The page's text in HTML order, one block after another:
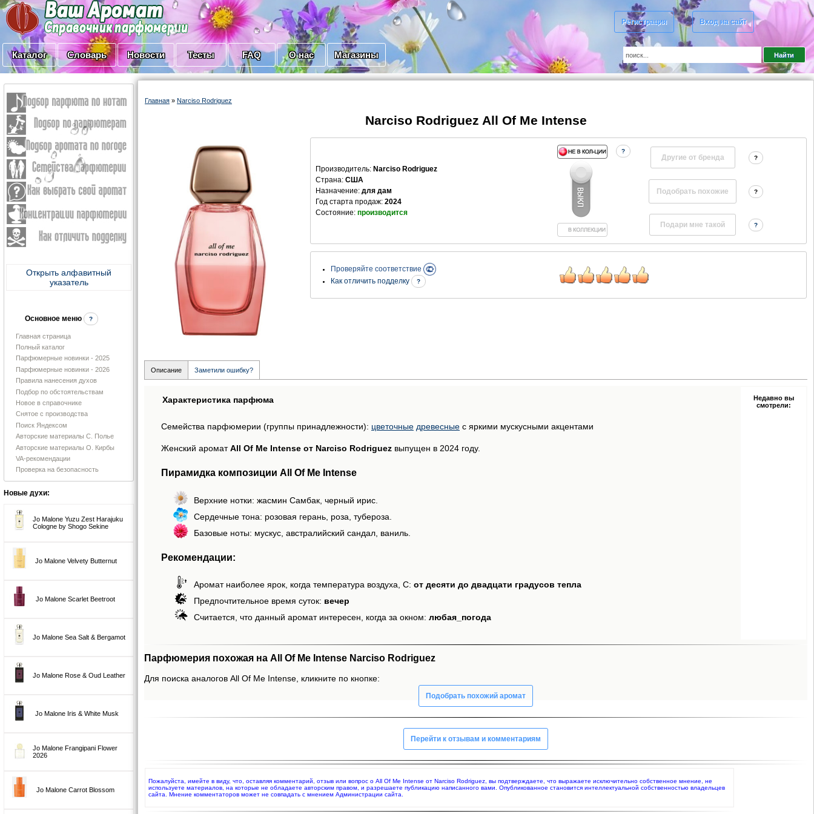
Регистрация Вход на сайт
Каталог Словарь Новости Тесты FAQ О нас Магазины
Открыть алфавитный
указатель
Основное меню ?
Главная страница
Полный каталог
Парфюмерные новинки - 2025
Парфюмерные новинки - 2026
Правила нанесения духов
Подбор по обстоятельствам
Новое в справочнике
Снятое с производства
Поиск Яндексом
Авторские материалы С. Полье
Авторские материалы О. Кирбы
VA-рекомендации
Проверка на безопасность
Новые духи:
Jo Malone Yuzu Zest Harajuku
Cologne by Shogo Sekine
Jo Malone Velvety Butternut
Jo Malone Scarlet Beetroot
Jo Malone Sea Salt & Bergamot
Jo Malone Rose & Oud Leather
Jo Malone Iris & White Musk
Jo Malone Frangipani Flower
2026
Jo Malone Carrot Blossom
Главная » Narciso Rodriguez
Narciso Rodriguez All Of Me Intense
Производитель: Narciso Rodriguez
Страна: США
Назначение: для дам
Год старта продаж: 2024
Состояние: производится
?
Другие от бренда ?
?
?
Проверяйте соответствие
Как отличить подделку
?
Описание Заметили ошибку?
Характеристика парфюма
Семейства парфюмерии (группы принадлежности): цветочные древесные с яркими мускусными акцентами
Женский ароматAll Of Me Intense от Narciso Rodriguez выпущен в 2024 году.
Пирамидка композиции All Of Me Intense
Верхние нотки: жасмин Самбак, черный ирис.
Сердечные тона: розовая герань, роза, тубероза.
Базовые ноты: мускус, австралийский сандал, ваниль.
Рекомендации:
Аромат наиболее ярок, когда температура воздуха, С: от десяти до двадцати градусов тепла
Предпочтительное время суток: вечер
Считается, что данный аромат интересен, когда за окном: любая_погода
Недавно вы
смотрели:
Парфюмерия похожая на All Of Me Intense Narciso Rodriguez
Для поиска аналогов All Of Me Intense, кликните по кнопке:
Подобрать похожий аромат
Перейти к отзывам и комментариям
Пожалуйста, имейте в виду, что, оставляя комментарий, отзыв или вопрос о All Of Me Intense от Narciso Rodriguez, вы подтверждаете, что выражаете исключительно собственное мнение, не
используете материалов, на которые не обладаете авторским правом, и разрешаете публикацию написанного вами. Опубликованное становится интеллектуальной собственностью владельцев
сайта. Мнение комментаторов может не совпадать с мнением Администрации сайта.